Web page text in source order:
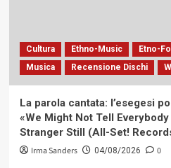
Cultura Ethno-Music Etno-
Musica
Recensione Dischi
La parola cantata: l’esegesi
«We Might Not Tell
Stranger Still (All-Set!
Irma Sanders 04/08/2026 0